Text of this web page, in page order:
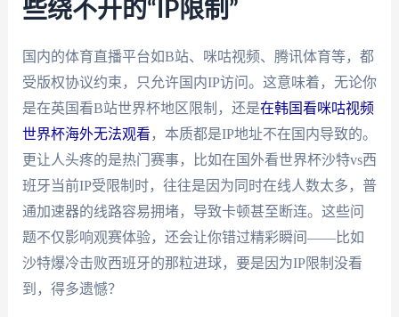
些绕不开的“IP限制”
国内的体育直播平台如B站、咪咕视频、腾讯体育等，都
受版权协议约束，只允许国内IP访问。这意味着，无论你
是在英国看B站世界杯地区限制，还是在韩国看咪咕视频
世界杯海外无法观看 ，本质都是IP地址不在国内导致的。
更让人头疼的是热门赛事，比如在国外看世界杯沙特vs西
班牙当前IP受限制时，往往是因为同时在线人数太多，普
通加速器的线路容易拥堵，导致卡顿甚至断连。这些问
题不仅影响观赛体验，还会让你错过精彩瞬间——比如
沙特爆冷击败西班牙的那粒进球，要是因为IP限制没看
到，得多遗憾？